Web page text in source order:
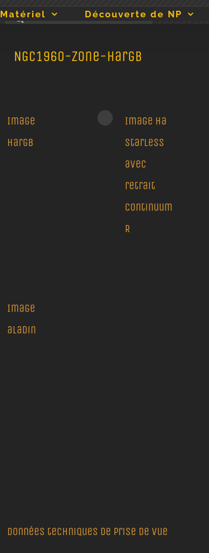
Matériel Découverte de NP
Rechercher:
NGC1960-zone-Hargb
Image
Hargb
Image Ha
starless
avec
retrait
continuum
R
Image
aladin
Données techniques de prise de vue